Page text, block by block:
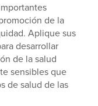
de la
Aplique sus
desarrollar
de la salud
sensibles que
de salud de las